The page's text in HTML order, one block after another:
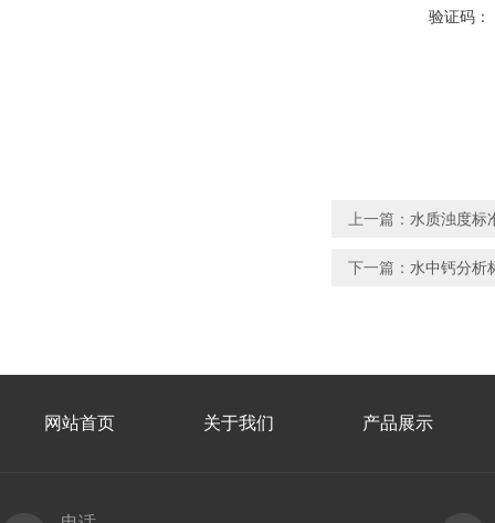
验证码：
上一篇： 水质浊度标
下一篇： 水中钙分析
网站首页 关于我们 产品展示